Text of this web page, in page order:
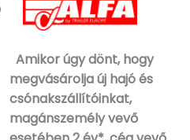
Amikor úgy dönt, hogy
megvásárolja új hajó és
csónakszállítóinkat,
magánszemély vevő